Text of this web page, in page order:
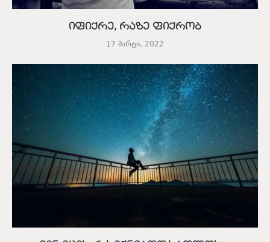
იფიქრე, რაზე ფიქრობ
17 მარტი, 2022